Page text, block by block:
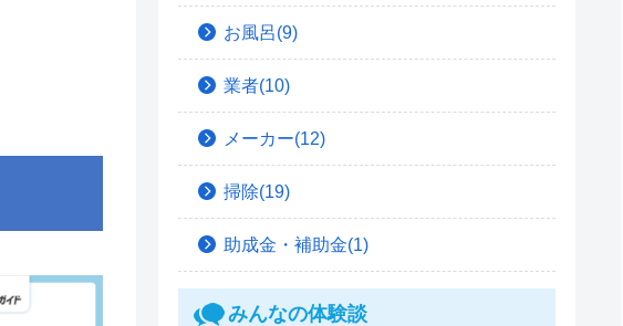
お風呂(9)
業者(10)
メーカー(12)
掃除(19)
助成金・補助金(1)
みんなの体験談